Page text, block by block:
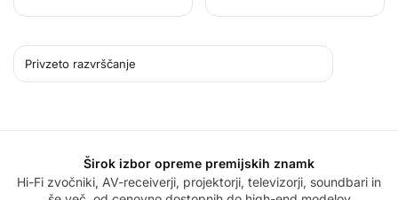
Širok izbor opreme premijskih znamk
Hi-Fi zvočniki, AV-receiverji, projektorji, televizorji, soundbari in